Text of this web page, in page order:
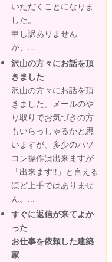
いただくことになりま
した。
申し訳ありません
が、...
沢山の方々にお話を頂
きました
沢山の方々にお話を頂
きました。メールのや
り取りでお気づきの方
もいらっしゃるかと思
いますが、多少のパソ
コン操作は出来ますが
「出来ます‼」と言える
ほど上手ではありませ
ん。...
すぐに返信が来てよか
った
お仕事を依頼した建築
家